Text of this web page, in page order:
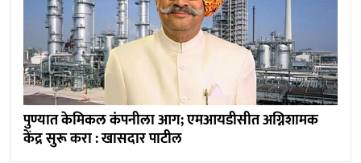
पुण्यात केमिकल कंपनीला आग; एमआयडीसीत अग्निशामक
केंद्र सुरू करा : खासदार पाटील